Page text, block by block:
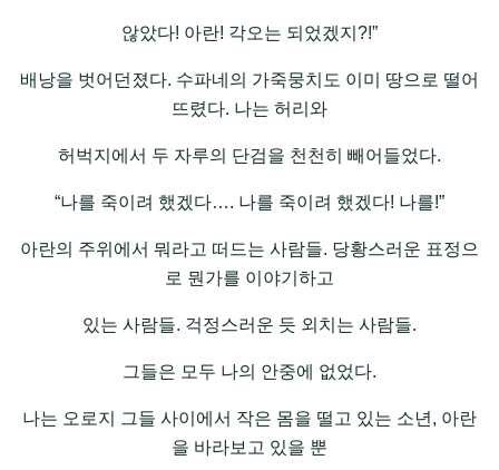
않았다! 아란! 각오는 되었겠지?!”
배낭을 벗어던졌다. 수파네의 가죽뭉치도 이미 땅으로 떨어
뜨렸다. 나는 허리와
허벅지에서 두 자루의 단검을 천천히 빼어들었다.
“나를 죽이려 했겠다…. 나를 죽이려 했겠다! 나를!”
아란의 주위에서 뭐라고 떠드는 사람들. 당황스러운 표정으
로 뭔가를 이야기하고
있는 사람들. 걱정스러운 듯 외치는 사람들.
그들은 모두 나의 안중에 없었다.
나는 오로지 그들 사이에서 작은 몸을 떨고 있는 소년, 아란
을 바라보고 있을 뿐